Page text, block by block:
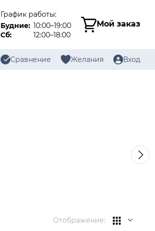
График работы:
Будние: 10:00–19:00
Сб:
12:00–18:00
Мой заказ
Сравнение Желания Вход
Отображение: